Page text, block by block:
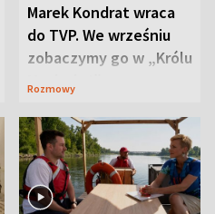
Marek Kondrat wraca
do TVP. We wrześniu
zobaczymy go w „Królu
Maciusiu I”
Rozmowy